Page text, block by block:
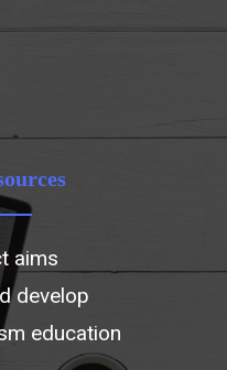
aims
develop
education